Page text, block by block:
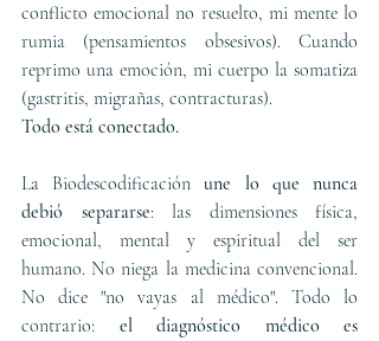
conflicto emocional no resuelto, mi mente lo
rumia (pensamientos obsesivos). Cuando
reprimo una emoción, mi cuerpo la somatiza
(gastritis, migrañas, contracturas).
Todo está conectado.
La Biodescodificación une lo que nunca
debió separarse: las dimensiones física,
emocional, mental y espiritual del ser
humano. No niega la medicina convencional.
No dice "no vayas al médico". Todo lo
contrario: el diagnóstico médico es